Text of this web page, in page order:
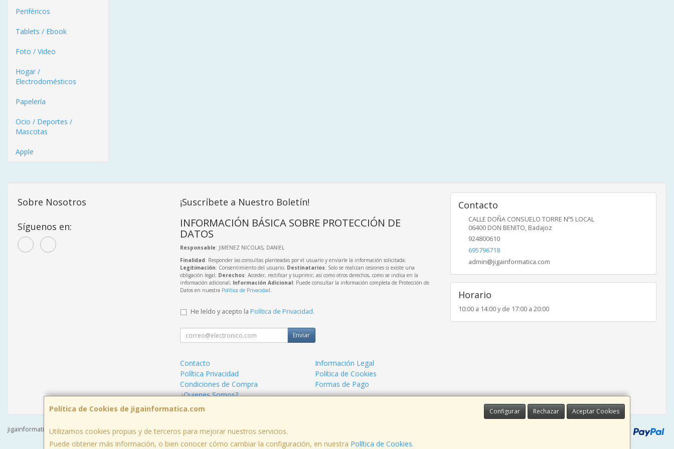
Periféricos
Tablets / Ebook
Foto / Video
Hogar /
Electrodomésticos
Papelería
Ocio / Deportes /
Mascotas
Apple
Política de Cookies de jigainformatica.com Configurar Rechazar Aceptar Cookies
Utilizamos cookies propias y de terceros para mejorar nuestros servicios.
Puede obtener más información, o bien conocer cómo cambiar la configuración, en nuestra Política de Cookies.
Sobre Nosotros
Síguenos en:
¡Suscríbete a Nuestro Boletín!
INFORMACIÓN BÁSICA SOBRE PROTECCIÓN DE
DATOS
Responsable: JIMENEZ NICOLAS, DANIEL
Finalidad: Responder las consultas planteadas por el usuario y enviarle la información solicitada;
Legitimación: Consentimiento del usuario; Destinatarios: Solo se realizan cesiones si existe una
obligación legal; Derechos: Acceder, rectificar y suprimir, así como otros derechos, como se indica en la
información adicional; Información Adicional: Puede consultar la información completa de Protección de
Datos en nuestra Política de Privacidad.
He leído y acepto la Política de Privacidad.
Enviar
Contacto
Información Legal
Política Privacidad
Política de Cookies
Condiciones de Compra
Formas de Pago
¿Quienes Somos?
Contacto
CALLE DOÑA CONSUELO TORRE Nº5 LOCAL
06400 DON BENITO, Badajoz
924800610
695796718
admin@jigainformatica.com
Horario
10:00 a 14:00 y de 17:00 a 20:00
jigainformatica.com © 2026
, , , , España. - C.I.F.: 09193924L - Tfno: